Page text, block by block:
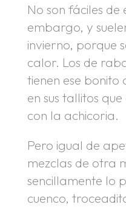
No son fáciles de
embargo, y
invierno, porque
calor. Los de
tienen ese bonito
en sus tallitos
con la achicoria.
Pero igual de
mezclas de otra
sencillamente lo
cuenco,